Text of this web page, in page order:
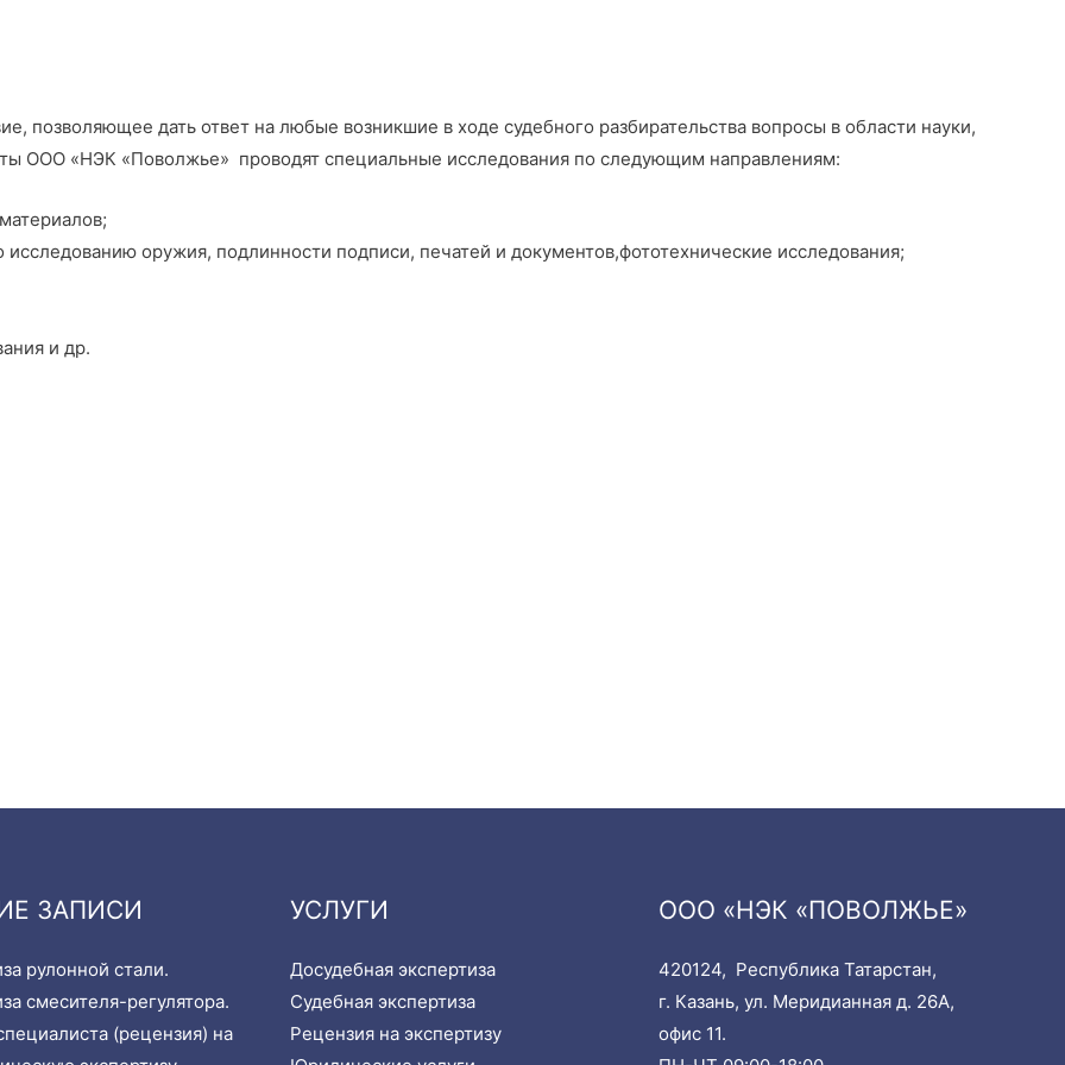
позволяющее дать ответ на любые возникшие в ходе судебного разбирательства вопросы в области науки,
ООО «НЭК «Поволжье» проводят специальные исследования по следующим направлениям:
исследованию оружия, подлинности подписи, печатей и документов,фототехнические исследования;
и др.
ЗАПИСИ
рулонной стали.
смесителя-регулятора.
(рецензия) на
УСЛУГИ
Досудебная экспертиза
Судебная экспертиза
Рецензия на экспертизу
ООО «НЭК «ПОВОЛЖЬЕ»
420124, Республика Татарстан,
г. Казань, ул. Меридианная д. 26А,
офис 11.